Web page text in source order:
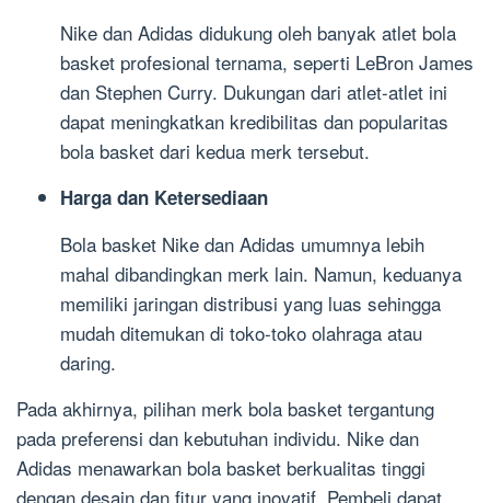
Nike dan Adidas didukung oleh banyak atlet bola
basket profesional ternama, seperti LeBron James
dan Stephen Curry. Dukungan dari atlet-atlet ini
dapat meningkatkan kredibilitas dan popularitas
bola basket dari kedua merk tersebut.
Harga dan Ketersediaan
Bola basket Nike dan Adidas umumnya lebih
mahal dibandingkan merk lain. Namun, keduanya
memiliki jaringan distribusi yang luas sehingga
mudah ditemukan di toko-toko olahraga atau
daring.
Pada akhirnya, pilihan merk bola basket tergantung
pada preferensi dan kebutuhan individu. Nike dan
Adidas menawarkan bola basket berkualitas tinggi
dengan desain dan fitur yang inovatif. Pembeli dapat